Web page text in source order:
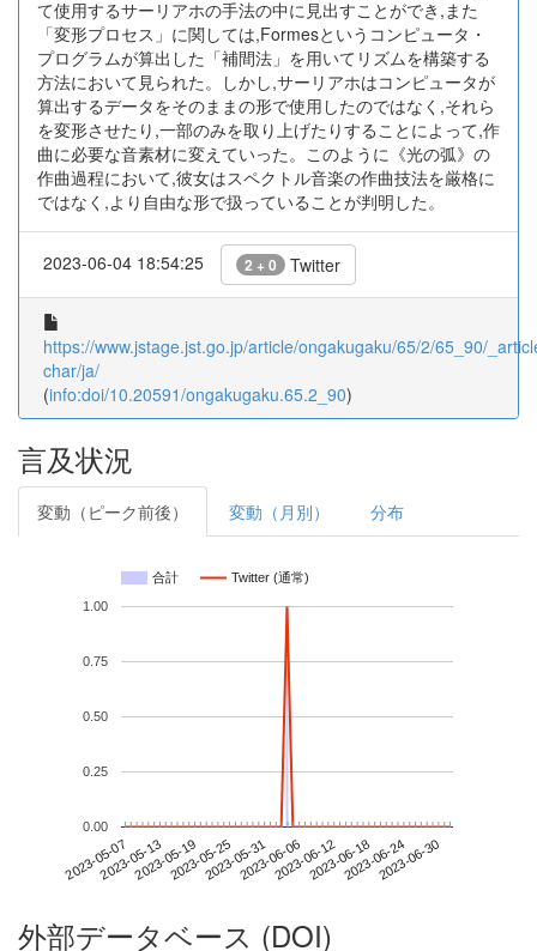
て使用するサーリアホの手法の中に見出すことができ,また
「変形プロセス」に関しては,Formesというコンピュータ・
プログラムが算出した「補間法」を用いてリズムを構築する
方法において見られた。しかし,サーリアホはコンピュータが
算出するデータをそのままの形で使用したのではなく,それら
を変形させたり,一部のみを取り上げたりすることによって,作
曲に必要な音素材に変えていった。このように《光の弧》の
作曲過程において,彼女はスペクトル音楽の作曲技法を厳格に
ではなく,より自由な形で扱っていることが判明した。
2023-06-04 18:54:25 2 + 0 Twitter
https://www.jstage.jst.go.jp/article/ongakugaku/65/2/65_90/
char/ja/
(info:doi/10.20591/ongakugaku.65.2_90)
言及状況
変動（ピーク前後） 変動（月別） 分布
合計 Twitter (通常)
2023-05-072023-05-132023-05-192023-05-252023-05-312023-06-062023-06-122023-06-182023-06-242023-06-30
0.00
0.25
0.50
0.75
1.00
外部データベース (DOI)